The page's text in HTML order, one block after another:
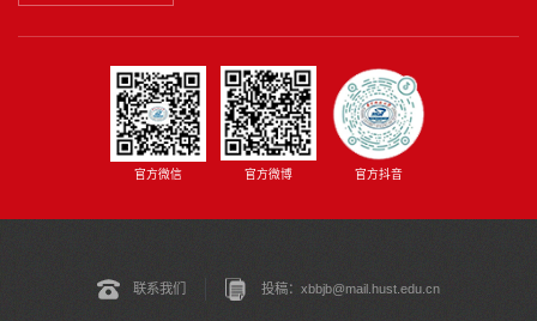
官方微信 官方微博 官方抖音
联系我们 投稿：xbbjb@mail.hust.edu.cn